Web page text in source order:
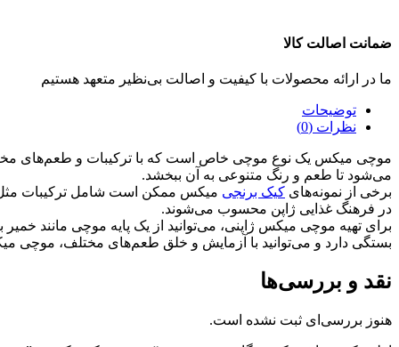
ضمانت اصالت کالا
ما در ارائه محصولات با کیفیت و اصالت بی‌نظیر متعهد هستیم
توضیحات
نظرات (0)
موچی میکس یک نوع موچی خاص است که با ترکیبات و طعم‌های مختلف
می‌شود تا طعم و رنگ متنوعی به آن ببخشد.
برخی از نمونه‌های کیک برنجی میکس ممکن است شامل ترکیبات مثل
در فرهنگ غذایی ژاپن محسوب می‌شوند.
برای تهیه موچی میکس ژاپنی، می‌توانید از یک پایه موچی مانند خمیر
بستگی دارد و می‌توانید با آزمایش و خلق طعم‌های مختلف، موچی
نقد و بررسی‌ها
هنوز بررسی‌ای ثبت نشده است.